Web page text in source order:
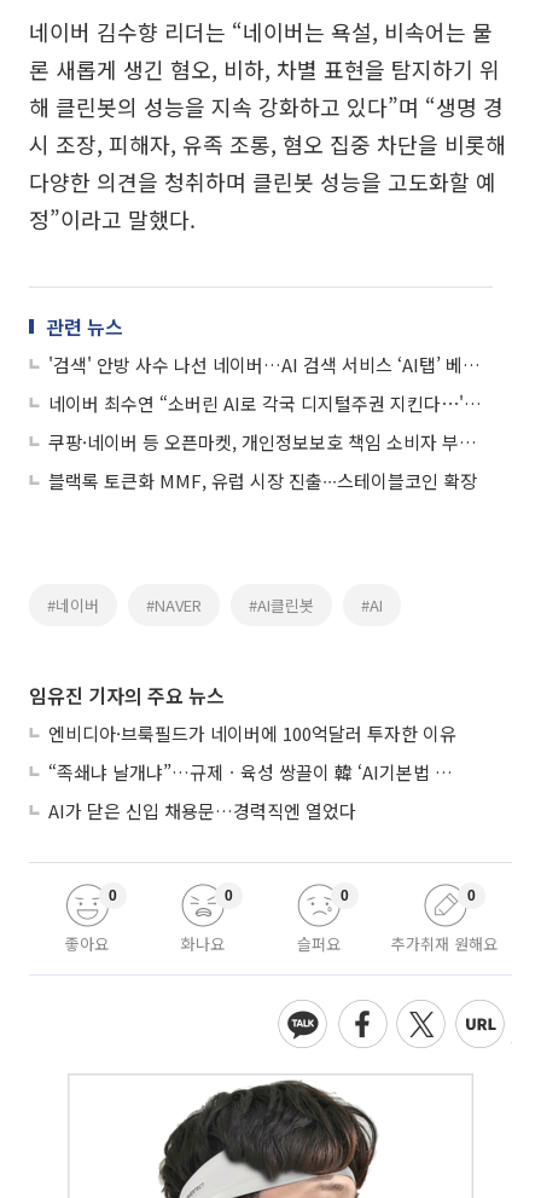
네이버 김수향 리더는 “네이버는 욕설, 비속어는 물
론 새롭게 생긴 혐오, 비하, 차별 표현을 탐지하기 위
해 클린봇의 성능을 지속 강화하고 있다”며 “생명 경
시 조장, 피해자, 유족 조롱, 혐오 집중 차단을 비롯해
다양한 의견을 청취하며 클린봇 성능을 고도화할 예
정”이라고 말했다.
관련 뉴스
'검색' 안방 사수 나선 네이버…AI 검색 서비스 ‘AI탭’ 베타 출시
네이버 최수연 “소버린 AI로 각국 디지털주권 지킨다⋯'스시테크 도쿄 2026'서 AI의 사회적 인프라 비전 제시
쿠팡·네이버 등 오픈마켓, 개인정보보호 책임 소비자 부당 전가⋯공정위 '시정'
블랙록 토큰화 MMF, 유럽 시장 진출∙∙∙스테이블코인 확장
#네이버 #NAVER #AI클린봇 #AI
임유진 기자의 주요 뉴스
엔비디아·브룩필드가 네이버에 100억달러 투자한 이유
“족쇄냐 날개냐”…규제ㆍ육성 쌍끌이 韓 ‘AI기본법 개정안’ 오늘 시행
AI가 닫은 신입 채용문…경력직엔 열었다
좋아요
0
화나요
0
슬퍼요
0
추가취재 원해요
0